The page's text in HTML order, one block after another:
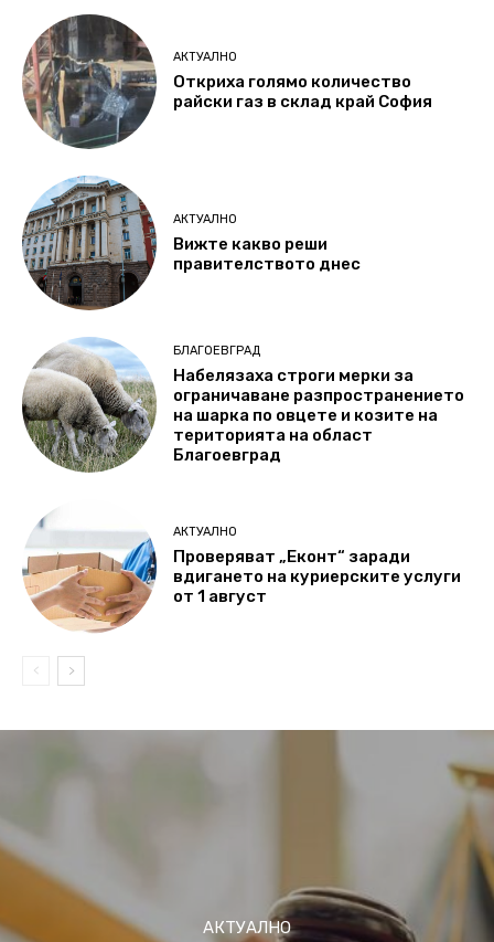
АКТУАЛНО
Откриха голямо количество
райски газ в склад край София
АКТУАЛНО
Вижте какво реши
правителството днес
БЛАГОЕВГРАД
Набелязаха строги мерки за
ограничаване разпространението
на шарка по овцете и козите на
територията на област
Благоевград
АКТУАЛНО
Проверяват „Еконт“ заради
вдигането на куриерските услуги
от 1 август
АКТУАЛНО